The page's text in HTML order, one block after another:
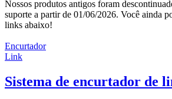
Nossos produtos antigos foram
suporte a partir de 01/06/2026. Você ainda
links abaixo!
Encurtador
Link
Sistema de encurtador de